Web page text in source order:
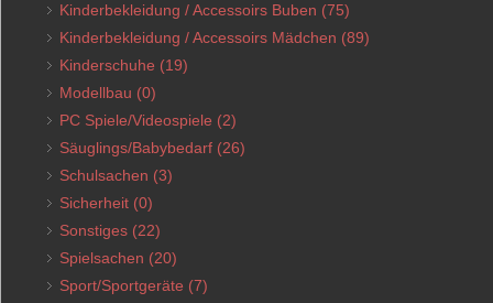
Kinderbekleidung / Accessoirs Buben (75)
Kinderbekleidung / Accessoirs Mädchen (89)
Kinderschuhe (19)
Modellbau (0)
PC Spiele/Videospiele (2)
Säuglings/Babybedarf (26)
Schulsachen (3)
Sicherheit (0)
Sonstiges (22)
Spielsachen (20)
Sport/Sportgeräte (7)